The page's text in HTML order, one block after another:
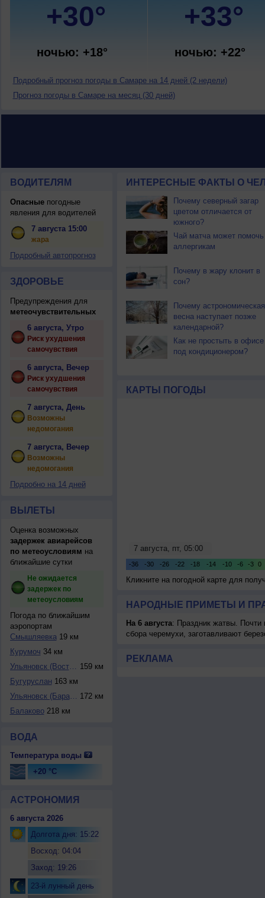
+30°
ночью: +18°
+33°
ночью: +22°
Подробный прогноз погоды в Самаре на 14 дней (2 недели)
Прогноз погоды в Самаре на месяц (30 дней)
ВОДИТЕЛЯМ
Опасныепогодные
явления для водителей
7 августа 15:00
жара
Подробный автопрогноз
ЗДОРОВЬЕ
Предупреждения для
метеочувствительных
6 августа, Утро
Риск ухудшения
самочувствия
6 августа, Вечер
Риск ухудшения
самочувствия
7 августа, День
Возможны
недомогания
7 августа, Вечер
Возможны
недомогания
Подробно на 14 дней
ВЫЛЕТЫ
Оценка возможных
задержек авиарейсов
по метеоусловиям на
ближайшие сутки
Не ожидается
задержек по
метеоусловиям
Погода по ближайшим
аэропортам
Смышляевка19 км
Курумоч 34 км
Ульяновск (Восточ... 159 км
Бугуруслан 163 км
Ульяновск (Барата... 172 км
Балаково218 км
ВОДА
Температура воды
+20 °C
АСТРОНОМИЯ
6 августа 2026
Долгота дня: 15:22
Восход: 04:04
Заход: 19:26
23-й лунный день
ИНТЕРЕСНЫЕ ФАКТЫ О
Почему северный загар
цветом отличается от
южного?
Чай матча может помочь
аллергикам
Почему в жару клонит в
сон?
Почему астрономическая
весна наступает позже
календарной?
Как не простыть в офисе
под кондиционером?
КАРТЫ ПОГОДЫ
Кликните на погодной карте для
НАРОДНЫЕ ПРИМЕТЫ И
На 6 августа: Праздник жатвы. Почти
сбора черемухи, заготавливают
РЕКЛАМА